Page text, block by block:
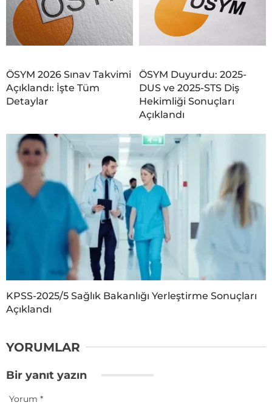
ÖSYM 2026 Sınav Takvimi
Açıklandı: İşte Tüm
Detaylar
ÖSYM Duyurdu: 2025-
DUS ve 2025-STS Diş
Hekimliği Sonuçları
Açıklandı
KPSS-2025/5 Sağlık Bakanlığı Yerleştirme Sonuçları
Açıklandı
YORUMLAR
Bir yanıt yazın
Yorum *